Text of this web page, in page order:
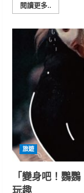
閱讀更多..
more
明
連
假
掃
來
推
交
管
措
旅遊
「變身吧！鸚
玩趣